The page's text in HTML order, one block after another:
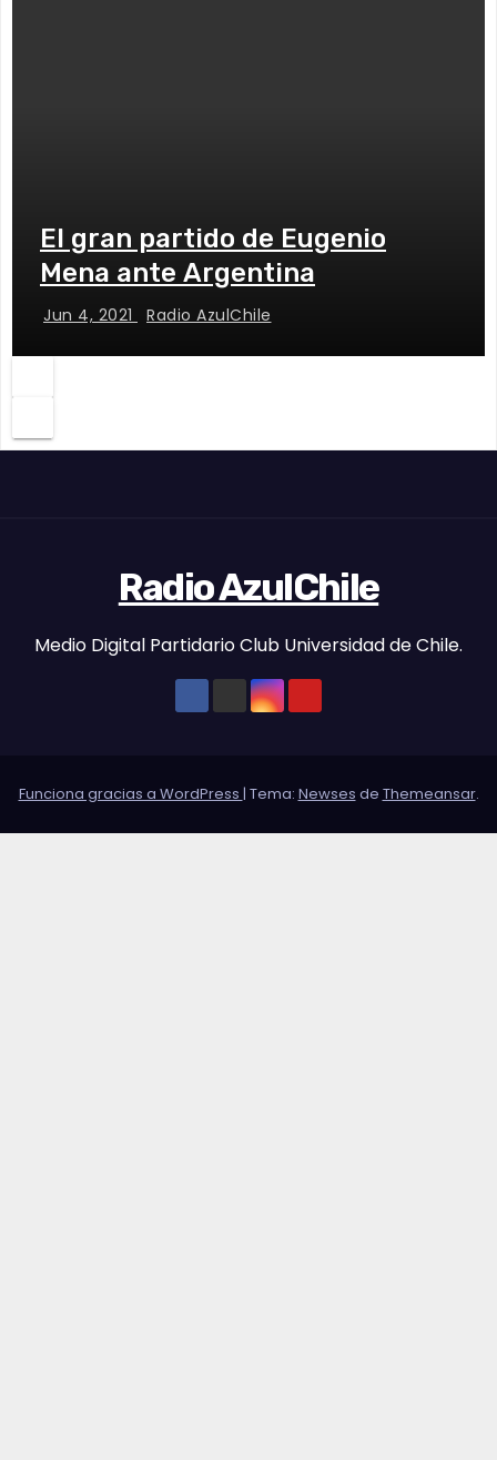
El gran partido de Eugenio
Mena ante Argentina
Jun 4, 2021 Radio AzulChile
Radio AzulChile
Medio Digital Partidario Club Universidad de Chile.
Funciona gracias a WordPress | Tema: Newses de Themeansar.